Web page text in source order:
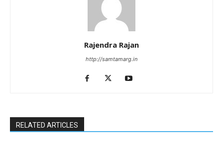
Rajendra Rajan
http://samtamarg.in
RELATED ARTICLES